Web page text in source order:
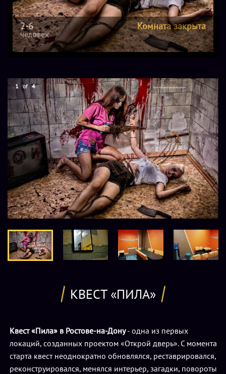
2-6
человек
Комната закрыта
1 of 4
КВЕСТ «ПИЛА»
Квест «Пила» в Ростове-на-Дону- одна из первых
локаций, созданных проектом «Открой дверь». С момента
старта квест неоднократно обновлялся, реставрировался,
реконструировался, менялся интерьер, загадки, повороты